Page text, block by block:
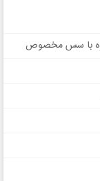
با سس مخصوص